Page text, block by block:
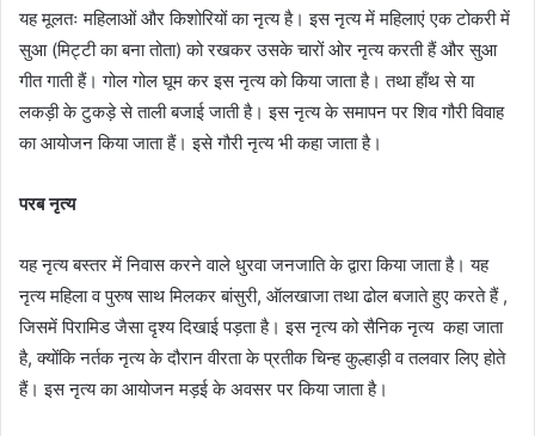
यह मूलतः महिलाओं और किशोरियों का नृत्य है। इस नृत्य में महिलाएं एक टोकरी में
सुआ (मिट्टी का बना तोता) को रखकर उसके चारों ओर नृत्य करती हैं और सुआ
गीत गाती हैं। गोल गोल घूम कर इस नृत्य को किया जाता है। तथा हाँथ से या
लकड़ी के टुकड़े से ताली बजाई जाती है। इस नृत्य के समापन पर शिव गौरी विवाह
का आयोजन किया जाता हैं। इसे गौरी नृत्य भी कहा जाता है।
परब नृत्य
यह नृत्य बस्तर में निवास करने वाले धुरवा जनजाति के द्वारा किया जाता है। यह
नृत्य महिला व पुरुष साथ मिलकर बांसुरी, ऑलखाजा तथा ढोल बजाते हुए करते हैं ,
जिसमें पिरामिड जैसा दृश्य दिखाई पड़ता है। इस नृत्य को सैनिक नृत्य कहा जाता
है, क्योंकि नर्तक नृत्य के दौरान वीरता के प्रतीक चिन्ह कुल्हाड़ी व तलवार लिए होते
हैं। इस नृत्य का आयोजन मड़ई के अवसर पर किया जाता है।